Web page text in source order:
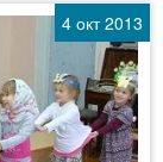
4 окт 2013